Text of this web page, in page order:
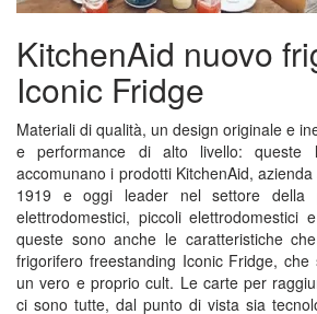
KitchenAid nuovo
Iconic Fridge
Materiali di qualità, un design originale e
e performance di alto livello: queste
accomunano i prodotti KitchenAid,
1919 e oggi leader nel settore della
elettrodomestici, piccoli elettrodomestici
queste sono anche le caratteristiche
frigorifero freestanding Iconic Fridge,
un vero e proprio cult. Le carte per
ci sono tutte, dal punto di vista sia